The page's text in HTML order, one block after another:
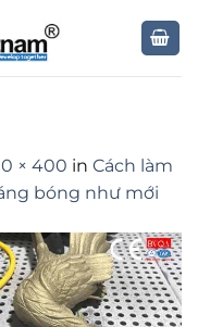
× 400 in Cách làm
bóng như mới